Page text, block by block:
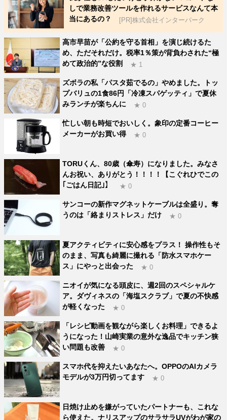
しで業務改善ツールを作れるサービスなんて本
当にあるの？
[PR]株式会社インターパーク
高市早苗が「公約を守る首相」を演じ続けるた
め、ただそれだけ。税率1％策が背負わされた“極
めて政治的”な役割
★ 1
ズボラの私「パスタ茹でるの」やめました。トッ
プバリュの1食86円「冷凍スパゲッティ」で夏休
みランチが楽ちんに
★ 0
忙しい朝も時短でおいしく。象印の定番コーヒー
メーカーがお買い得
★ 0
TORUくん、80歳（傘寿）になりました。みなさ
んお祝い、ありがとう！！！！【こぐれひでこの
｢ごはん日記｣】
★ 0
サンコーの新作マグネットケーブルは全盛り。奪
うのは「絡まりストレス」だけ
★ 0
夏アクティビティに安心感をプラス！ 操作性もそ
のまま、写真も綺麗に撮れる「防水スマホケー
ス」にやっと出会った
★ 0
ニオイが気になる頭皮に、週2回のスペシャルケ
ア。ダヴィネスの「海塩スクラブ」で夏の不快感
が軽くなった
★ 0
「レシピ動画を観ながら楽しくお料理」できるよ
うになった！山崎実業の意外な逸品でキッチン狭
い問題も改善
★ 0
スマホ代を抑えたいあなたへ。OPPOのAIカメラ
モデルが3万円切ってます
★ 0
日焼け止めを嫌がっていたパートナーも、これな
ら使えた。ナリスアップのサラサラUVがわが家の